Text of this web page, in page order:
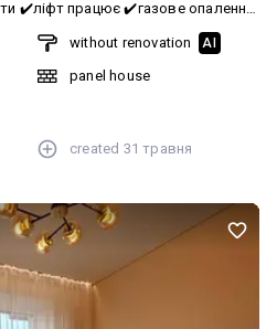
і тд. Відео по
without renovation AI
panel house
created 31 травня